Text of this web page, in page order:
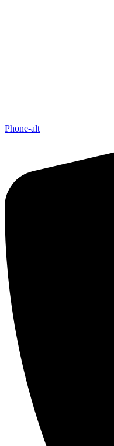
Phone-alt